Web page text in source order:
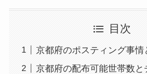
目次
京都府のポスティング事情
京都府の配布可能世帯数と